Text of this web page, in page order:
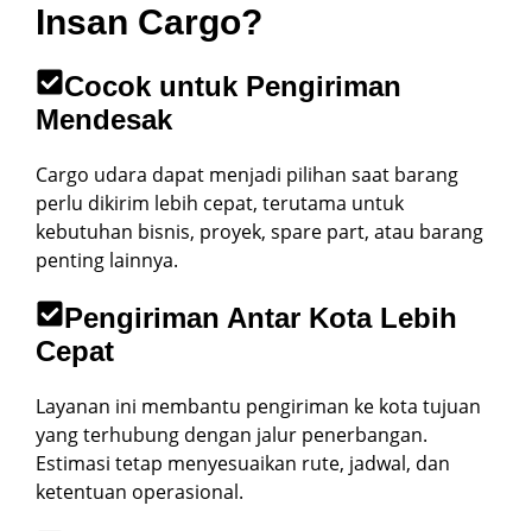
Insan Cargo?
Cocok untuk Pengiriman
Mendesak
Cargo udara dapat menjadi pilihan saat barang
perlu dikirim lebih cepat, terutama untuk
kebutuhan bisnis, proyek, spare part, atau barang
penting lainnya.
Pengiriman Antar Kota Lebih
Cepat
Layanan ini membantu pengiriman ke kota tujuan
yang terhubung dengan jalur penerbangan.
Estimasi tetap menyesuaikan rute, jadwal, dan
ketentuan operasional.